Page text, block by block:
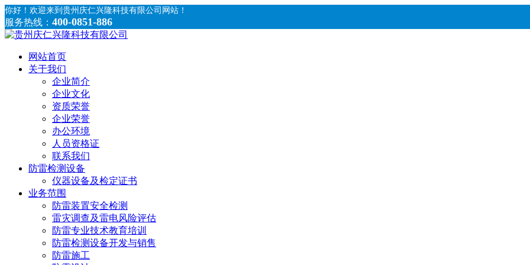
你好！ 欢迎来到贵州庆仁兴隆科技有限公司网站！
服务热线： 400-0851-886
网站首页
关于我们
企业简介
企业文化
资质荣誉
企业荣誉
办公环境
人员资格证
联系我们
防雷检测设备
仪器设备及检定证书
业务范围
防雷装置安全检测
雷灾调查及雷电风险评估
防雷专业技术教育培训
防雷检测设备开发与销售
防雷施工